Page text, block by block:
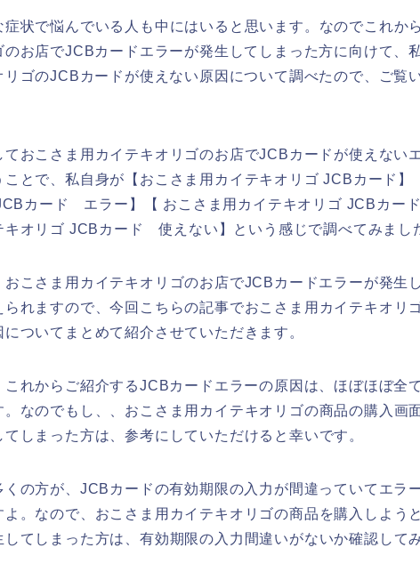
症状で悩んでいる人も中にはいると思います。なのでこれか
のお店でJCBカードエラーが発生してしまった方に向けて、
リゴのJCBカードが使えない原因について調べたので、ご覧
ておこさま用カイテキオリゴのお店でJCBカードが使えない
ことで、私自身が【おこさま用カイテキオリゴ JCBカード】
カード エラー】【 おこさま用カイテキオリゴ JCBカー
キオリゴ JCBカード 使えない】という感じで調べてみまし
おこさま用カイテキオリゴのお店でJCBカードエラーが発生
られますので、今回こちらの記事でおこさま用カイテキオリ
ついてまとめて紹介させていただきます。
これからご紹介するJCBカードエラーの原因は、ほぼほぼ全
。なのでもし、、おこさま用カイテキオリゴの商品の購入画
てしまった方は、参考にしていただけると幸いです。
くの方が、JCBカードの有効期限の入力が間違っていてエラ
よ。なので、おこさま用カイテキオリゴの商品を購入しよう
してしまった方は、有効期限の入力間違いがないか確認して